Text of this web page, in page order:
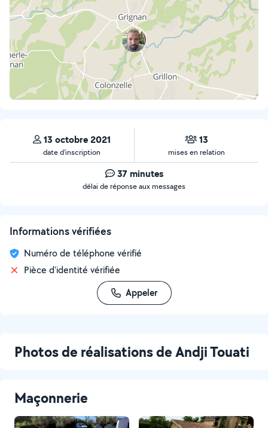
13 octobre 2021
date d’inscription
13
mises en relation
37 minutes
délai de réponse aux messages
Informations vérifiées
Numéro de téléphone vérifié
Pièce d'identité vérifiée
Appeler
Photos de réalisations de Andji Touati
Maçonnerie